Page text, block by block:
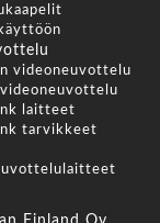
videoneuvottelu
laitteet
tarvikkeet